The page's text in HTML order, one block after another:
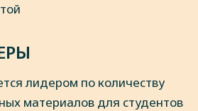
лидером по количеству
материалов для студентов